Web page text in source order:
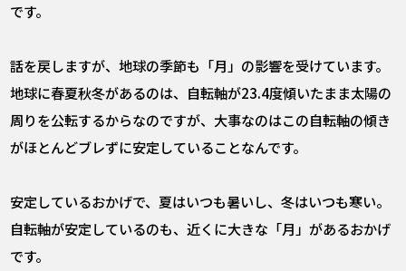
です。
話を戻しますが、地球の季節も「月」の影響を受けています。
地球に春夏秋冬があるのは、自転軸が23.4度傾いたまま太陽の
周りを公転するからなのですが、大事なのはこの自転軸の傾き
がほとんどブレずに安定していることなんです。
安定しているおかげで、夏はいつも暑いし、冬はいつも寒い。
自転軸が安定しているのも、近くに大きな「月」があるおかげ
です。